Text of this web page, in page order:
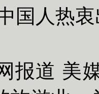
国人热
道 美媒